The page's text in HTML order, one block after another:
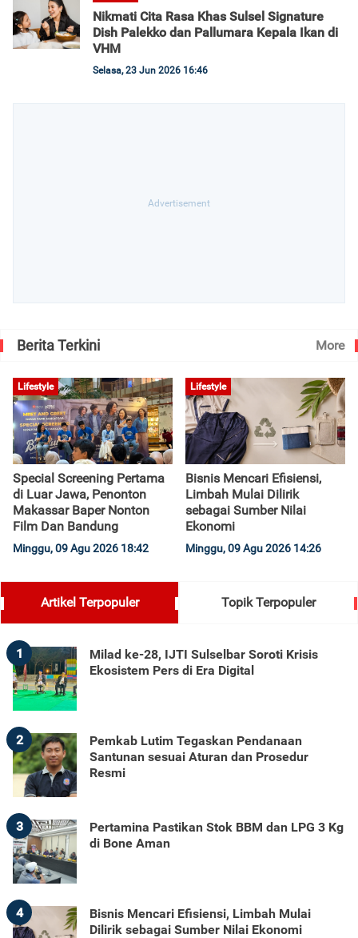
Nikmati Cita Rasa Khas Sulsel Signature
Dish Palekko dan Pallumara Kepala Ikan di
VHM
Selasa, 23 Jun 2026 16:46
Berita Terkini More
Lifestyle
Special Screening Pertama
di Luar Jawa, Penonton
Makassar Baper Nonton
Film Dan Bandung
Minggu, 09 Agu 2026 18:42
Lifestyle
Bisnis Mencari Efisiensi,
Limbah Mulai Dilirik
sebagai Sumber Nilai
Ekonomi
Minggu, 09 Agu 2026 14:26
Artikel Terpopuler Topik Terpopuler
1
Milad ke-28, IJTI Sulselbar Soroti Krisis
Ekosistem Pers di Era Digital
2
Pemkab Lutim Tegaskan Pendanaan
Santunan sesuai Aturan dan Prosedur
Resmi
3
Pertamina Pastikan Stok BBM dan LPG 3 Kg
di Bone Aman
4
Bisnis Mencari Efisiensi, Limbah Mulai
Dilirik sebagai Sumber Nilai Ekonomi